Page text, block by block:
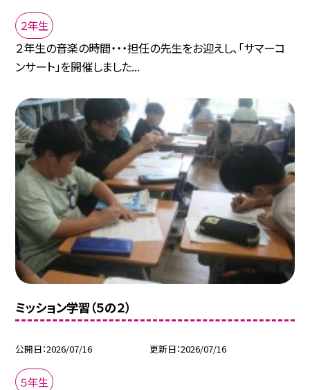
２年生
２年生の音楽の時間・・・担任の先生をお迎えし、「サマーコ
ンサート」を開催しました...
ミッション学習（５の２）
公開日 2026/07/16 更新日 2026/07/16
５年生